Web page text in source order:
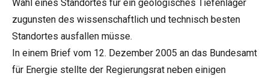
Wahl eines Standortes für ein geologisches Tiefenlager
zugunsten des wissenschaftlich und technisch besten
Standortes ausfallen müsse.
In einem Brief vom 12. Dezember 2005 an das Bundesamt
für Energie stellte der Regierungsrat neben einigen